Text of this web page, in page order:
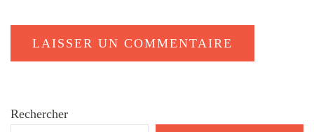
Rechercher